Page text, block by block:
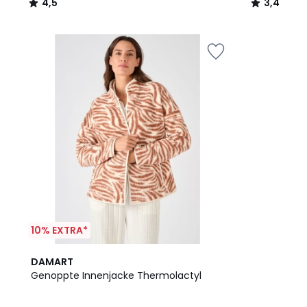
4,5
/
3,4
/
10% EXTRA*
DAMART
Genoppte Innenjacke Thermolactyl
5
/